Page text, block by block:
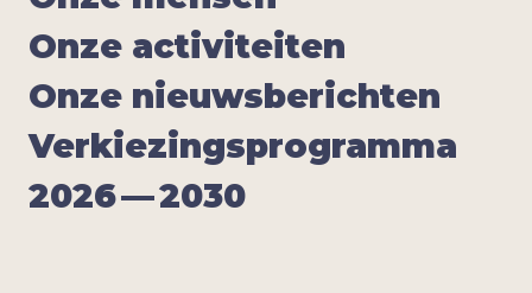
Onze acti­vi­tei­ten
Onze nieuws­be­rich­ten
Ver­kie­zings­pro­gram­ma
2026—2030